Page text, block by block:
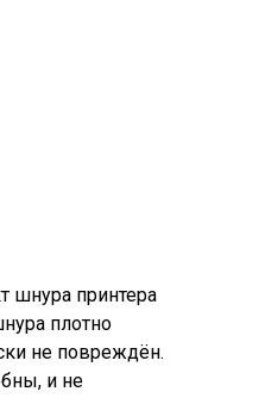
шнура принтера
плотно
не повреждён.
и не